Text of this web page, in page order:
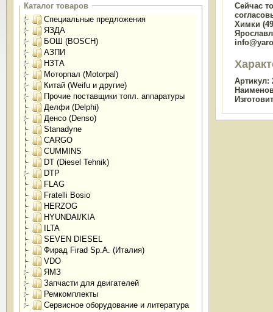
Каталог товаров
Специальные предложения
ЯЗДА
БОШ (BOSCH)
АЗПИ
НЗТА
Моторпал (Motorpal)
Китай (Weifu и другие)
Прочие поставщики топл. аппаратуры
Делфи (Delphi)
Денсо (Denso)
Stanadyne
CARGO
CUMMINS
DT (Diesel Tehnik)
DTP
FLAG
Fratelli Bosio
HERZOG
HYUNDAI/KIA
ILTA
SEVEN DIESEL
Фирад Firad Sp.A. (Италия)
VDO
ЯМЗ
Запчасти для двигателей
Ремкомплекты
Сервисное оборудование и литература
Сейчас
Химки
Артикул: